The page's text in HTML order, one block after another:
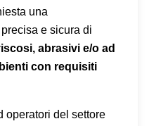
una
e sicura di
abrasivi e/o ad
con requisiti
operatori del settore